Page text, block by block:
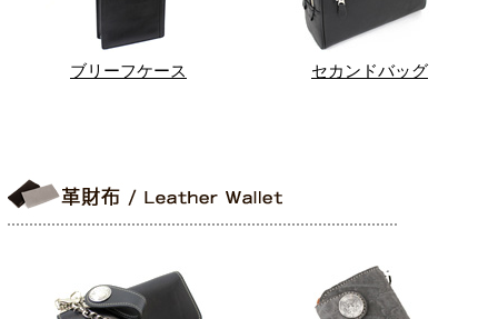
ブリーフケース セカンドバッグ